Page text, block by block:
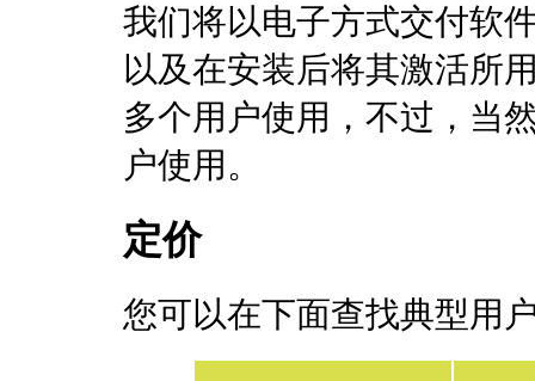
我们将以电子方式交付软
以及在安装后将其激活所
多个用户使用，不过，当
户使用。
定价
您可以在下面查找典型用